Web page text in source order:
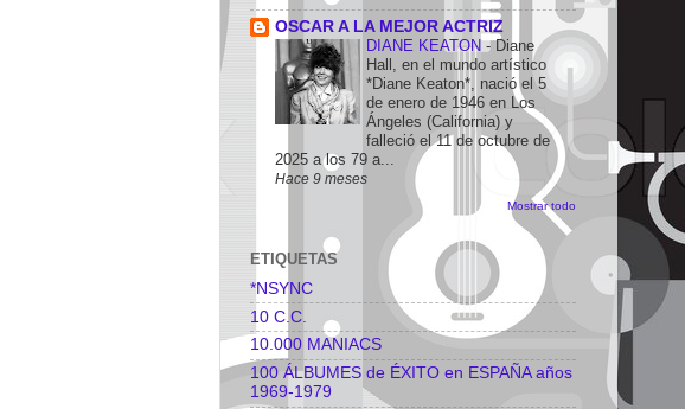
OSCAR A LA MEJOR ACTRIZ
DIANE KEATON-Diane
Hall, en el mundo artístico
*Diane Keaton*, nació el 5
de enero de 1946 en Los
Ángeles (California) y
falleció el 11 de octubre de
2025 a los 79 a...
Hace 9 meses
Mostrar todo
ETIQUETAS
*NSYNC
10 C.C.
10.000 MANIACS
100 ÁLBUMES de ÉXITO en ESPAÑA años
1969-1979